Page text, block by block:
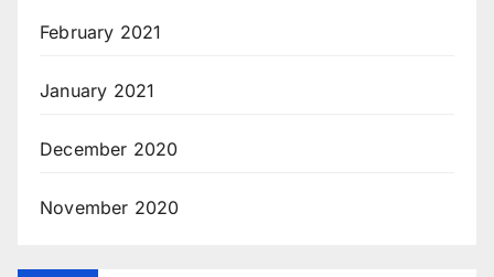
February 2021
January 2021
December 2020
November 2020